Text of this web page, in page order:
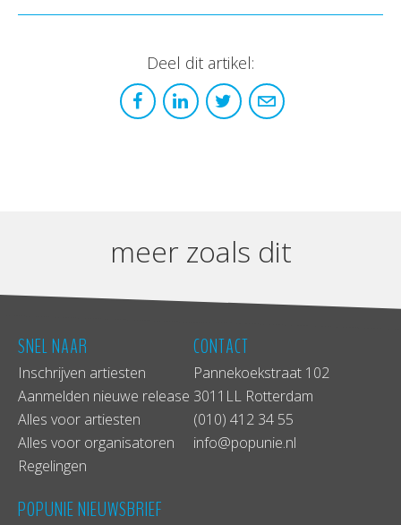
Deel dit artikel:
meer zoals dit
SNEL NAAR
Inschrijven artiesten
Aanmelden nieuwe release
Alles voor artiesten
Alles voor organisatoren
Regelingen
CONTACT
Pannekoekstraat 102
3011LL Rotterdam
(010) 412 34 55
info@popunie.nl
POPUNIE NIEUWSBRIEF